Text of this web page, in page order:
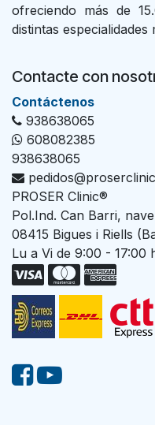
ofreciendo más de
distintas especialidades
Contacte con
Con​tác​tenos
938638065
608082385
938638065
PROSER Clinic®
Pol.Ind. Can Barri,
08415 Bigues i Riells
Lu a Vi de 9:00 - 17:00